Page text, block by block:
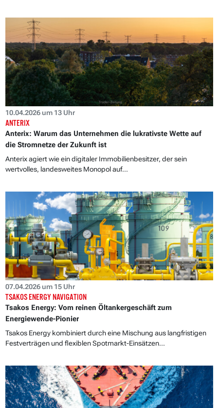
10.04.2026 um 13 Uhr
ANTERIX
Anterix: Warum das Unternehmen die lukrativste Wette auf
die Stromnetze der Zukunft ist
Anterix agiert wie ein digitaler Immobilienbesitzer, der sein
wertvolles, landesweites Monopol auf...
07.04.2026 um 15 Uhr
TSAKOS ENERGY NAVIGATION
Tsakos Energy: Vom reinen Öltankergeschäft zum
Energiewende-Pionier
Tsakos Energy kombiniert durch eine Mischung aus langfristigen
Festverträgen und flexiblen Spotmarkt-Einsätzen...